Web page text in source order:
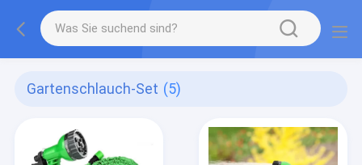
Gartenschlauch-Set (5)